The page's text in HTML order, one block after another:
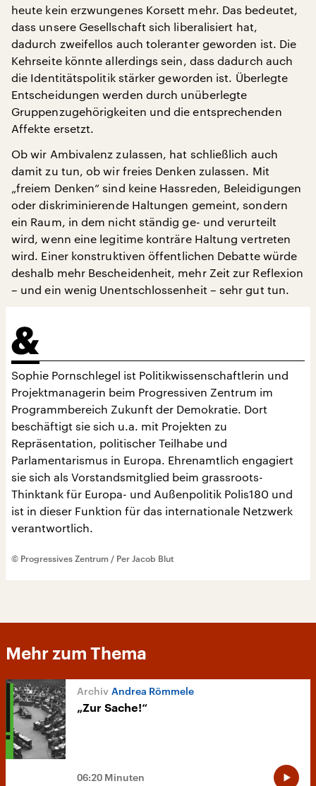
heute kein erzwungenes Korsett mehr. Das bedeutet,
dass unsere Gesellschaft sich liberalisiert hat,
dadurch zweifellos auch toleranter geworden ist. Die
Kehrseite könnte allerdings sein, dass dadurch auch
die Identitätspolitik stärker geworden ist. Überlegte
Entscheidungen werden durch unüberlegte
Gruppenzugehörigkeiten und die entsprechenden
Affekte ersetzt.
Ob wir Ambivalenz zulassen, hat schließlich auch
damit zu tun, ob wir freies Denken zulassen. Mit
„freiem Denken“ sind keine Hassreden, Beleidigungen
oder diskriminierende Haltungen gemeint, sondern
ein Raum, in dem nicht ständig ge- und verurteilt
wird, wenn eine legitime konträre Haltung vertreten
wird. Einer konstruktiven öffentlichen Debatte würde
deshalb mehr Bescheidenheit, mehr Zeit zur Reflexion
– und ein wenig Unentschlossenheit – sehr gut tun.
Sophie Pornschlegel ist Politikwissenschaftlerin und
Projektmanagerin beim Progressiven Zentrum im
Programmbereich Zukunft der Demokratie. Dort
beschäftigt sie sich u.a. mit Projekten zu
Repräsentation, politischer Teilhabe und
Parlamentarismus in Europa. Ehrenamtlich engagiert
sie sich als Vorstandsmitglied beim grassroots-
Thinktank für Europa- und Außenpolitik Polis180 und
ist in dieser Funktion für das internationale Netzwerk
verantwortlich.
© Progressives Zentrum / Per Jacob Blut
Mehr zum Thema
Andrea Römmele
„Zur Sache!“
06:20 Minuten